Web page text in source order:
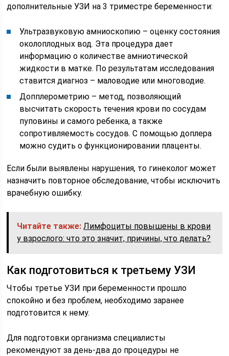
дополнительные УЗИ на 3 триместре беременности:
Ультразвуковую амниоскопию – оценку состояния
околоплодных вод. Эта процедура дает
информацию о количестве амниотической
жидкости в матке. По результатам исследования
ставится диагноз – маловодие или многоводие.
Допплерометрию – метод, позволяющий
высчитать скорость течения крови по сосудам
пуповины и самого ребенка, а также
сопротивляемость сосудов. С помощью доплера
можно судить о функционировании плаценты.
Если были выявлены нарушения, то гинеколог может
назначить повторное обследование, чтобы исключить
врачебную ошибку.
Читайте также: Лимфоциты повышены в крови
у взрослого: что это значит, причины, что делать?
Как подготовиться к третьему УЗИ
Чтобы третье УЗИ при беременности прошло
спокойно и без проблем, необходимо заранее
подготовится к нему.
Для подготовки организма специалисты
рекомендуют за день-два до процедуры не